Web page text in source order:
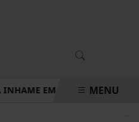
EM DOCES, PÃES EMENU